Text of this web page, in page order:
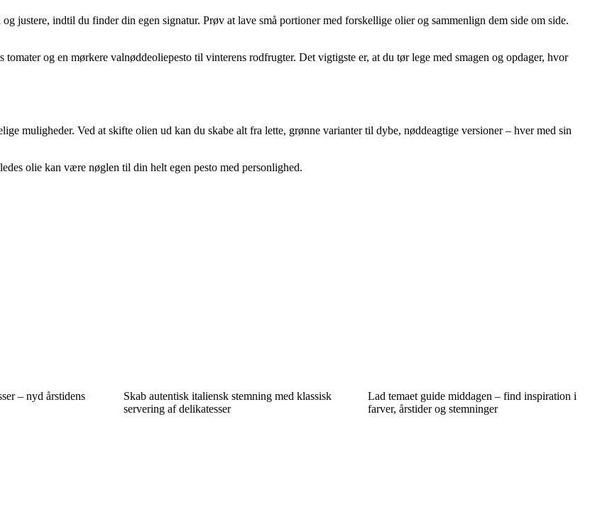
justere, indtil du finder din egen signatur. Prøv at lave små portioner med forskellige olier og sammenlign dem side om side.
og en mørkere valnøddeoliepesto til vinterens rodfrugter. Det vigtigste er, at du tør lege med smagen og opdager, hvor
muligheder. Ved at skifte olien ud kan du skabe alt fra lette, grønne varianter til dybe, nøddeagtige versioner – hver med sin
olie kan være nøglen til din helt egen pesto med personlighed.
– nyd årstidens
Skab autentisk italiensk stemning med klassisk
servering af delikatesser
Lad temaet guide middagen – find inspiration i
farver, årstider og stemninger